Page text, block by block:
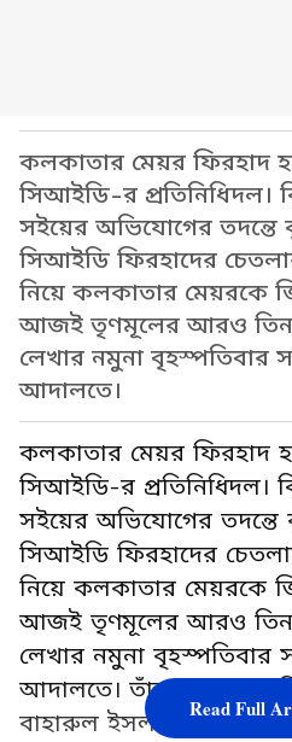
কলকাতার মেয়র ফিরহাদ
সিআইডি-র প্রতিনিধিদল।
সইয়ের অভিযোগের তদন্তে
সিআইডি ফিরহাদের
নিয়ে কলকাতার মেয়রকে
আজই তৃণমূলের আরও তিন
লেখার নমুনা বৃহস্পতিবার
আদালতে।
কলকাতার মেয়র ফিরহাদ
সিআইডি-র প্রতিনিধিদল।
সইয়ের অভিযোগের তদন্তে
সিআইডি ফিরহাদের
নিয়ে কলকাতার মেয়রকে
আজই তৃণমূলের আরও তিন
লেখার নমুনা বৃহস্পতিবার
আদালতে। তাঁরা হলেন
বাহারুল ইসলাম, হাওড়া
Read Full